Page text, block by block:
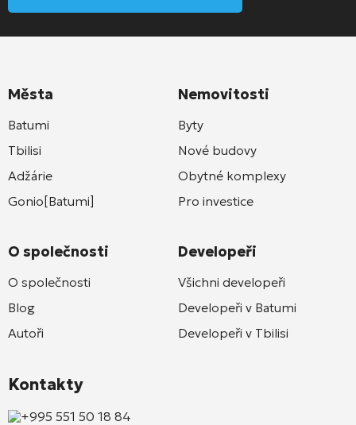
Města
Batumi
Tbilisi
Adžárie
Gonio[Batumi]
O společnosti
O společnosti
Blog
Autoři
Nemovitosti
Byty
Nové budovy
Obytné komplexy
Pro investice
Developeři
Všichni developeři
Developeři v Batumi
Developeři v Tbilisi
Kontakty
+995 551 50 18 84